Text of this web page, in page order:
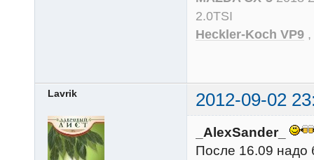
2.0TSI
Heckler-Koch VP9 ,
Lavrik 2012-09-02
_AlexSander_
После 16.09 надо